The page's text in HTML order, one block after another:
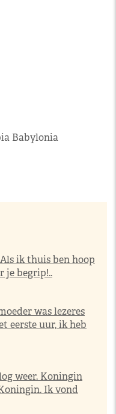
Babylonia
ik thuis ben hoop
je begrip!..
was lezeres
eerste uur, ik heb
weer. Koningin
Ik vond